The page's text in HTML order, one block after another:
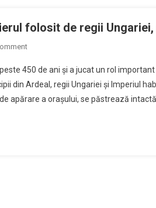
folosit de regii
On
Din
Baia
Mare,
450 de ani și a jucat un rol
din Ardeal, regii Ungariei și Imperiul
apărare a orașului, se păstrează intactă